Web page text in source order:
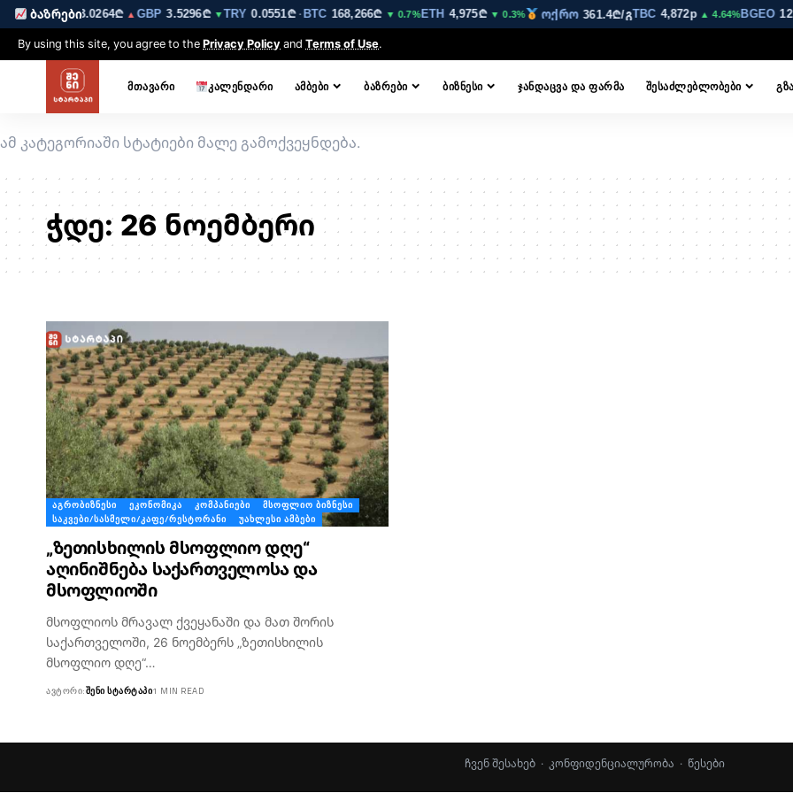
ბაზრები
▼EUR3.0264₾▲GBP3.5296₾▼TRY0.0551₾· BTC168,266₾▼ 0.7%ETH4,975₾▼ 0.3% ოქრო361.4₾/გTBC4,872p▲ 4.64%BGEO
By using this site, you agree to thePrivacy Policyand Terms of Use.
ᲛᲗᲐᲕᲐᲠᲘ ᲙᲐᲚᲔᲜᲓᲐᲠᲘ ᲐᲛᲑᲔᲑᲘ ᲑᲐᲖᲠᲔᲑᲘ ᲑᲘᲖᲜᲔᲡᲘ ᲯᲐᲜᲓᲐᲪᲕᲐ ᲓᲐ ᲤᲐᲠᲛᲐ ᲨᲔᲡᲐᲫᲚᲔᲑᲚᲝᲑᲔᲑᲘ
ამ კატეგორიაში სტატიები მალე გამოქვეყნდება.
ჭდე: 26 ნოემბერი
ᲐᲒᲠᲝᲑᲘᲖᲜᲔᲡᲘ ᲔᲙᲝᲜᲝᲛᲘᲙᲐ ᲙᲝᲛᲞᲐᲜᲘᲔᲑᲘ
ᲛᲡᲝᲤᲚᲘᲝ ᲑᲘᲖᲜᲔᲡᲘ
ᲡᲐᲙᲕᲔᲑᲘ/ᲡᲐᲡᲛᲔᲚᲘ/ᲙᲐᲤᲔ/ᲠᲔᲡᲢᲝᲠᲐᲜᲘ
ᲣᲐᲮᲚᲔᲡᲘ ᲐᲛᲑᲔᲑᲘ
„ზეთისხილის მსოფლიო დღე“
აღინიშნება საქართველოსა და
მსოფლიოში
მსოფლიოს მრავალ ქვეყანაში და მათ შორის
საქართველოში, 26 ნოემბერს „ზეთისხილის
მსოფლიო დღე“…
ᲐᲕᲢᲝᲠᲘ:ᲨᲔᲜᲘ ᲡᲢᲐᲠᲢᲐᲞᲘ1 MIN READ
ჩვენ შესახებ · კონფიდენციალურობა · წესები